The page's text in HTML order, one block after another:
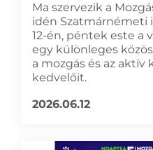
Ma szervezik a
idén Szatmárnémeti
12-én, péntek este a
egy különleges
a mozgás és az aktív
kedvelőit.
2026.06.12